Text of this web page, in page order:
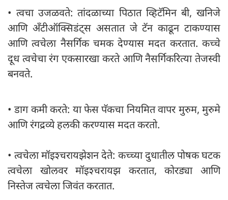
• त्वचा उजळवते: तांदळाच्या पिठात व्हिटॅमिन बी, खनिजे
आणि अँटीऑक्सिडंट्स असतात जे टॅन काढून टाकण्यास
आणि त्वचेला नैसर्गिक चमक देण्यास मदत करतात. कच्चे
दूध त्वचेचा रंग एकसारखा करते आणि नैसर्गिकरित्या तेजस्वी
बनवते.
• डाग कमी करते: या फेस पॅकचा नियमित वापर मुरुम, मुरुमे
आणि रंगद्रव्ये हलकी करण्यास मदत करतो.
• त्वचेला मॉइश्चरायझेशन देते: कच्च्या दुधातील पोषक घटक
त्वचेला खोलवर मॉइश्चरायझ करतात, कोरड्या आणि
निस्तेज त्वचेला जिवंत करतात.